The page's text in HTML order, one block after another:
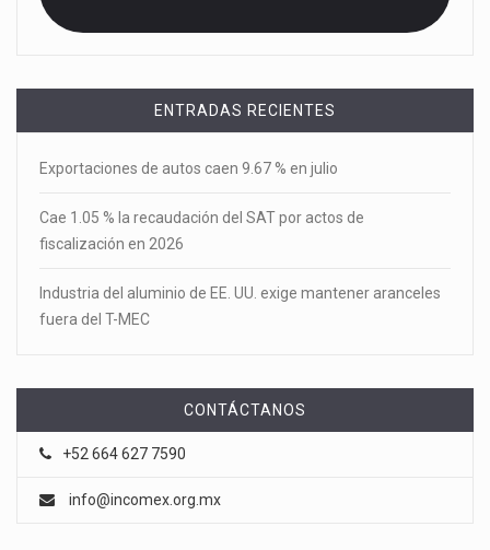
ENTRADAS RECIENTES
Exportaciones de autos caen 9.67 % en julio
Cae 1.05 % la recaudación del SAT por actos de
fiscalización en 2026
Industria del aluminio de EE. UU. exige mantener aranceles
fuera del T-MEC
CONTÁCTANOS
+52 664 627 7590
info@incomex.org.mx